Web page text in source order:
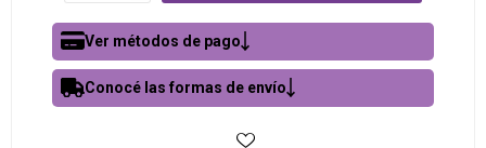
Ver métodos de pago
Conocé las formas de envío